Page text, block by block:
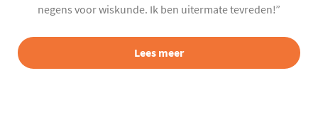
negens voor wiskunde. Ik ben uitermate tevreden!”
Lees meer